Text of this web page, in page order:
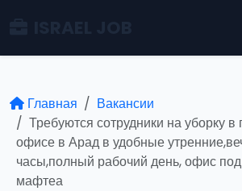
Главная
Вакансии
Требуются сотрудники на уборку
офисе в Арад в удобные
часы,полный рабочий день, офис
мафтеа